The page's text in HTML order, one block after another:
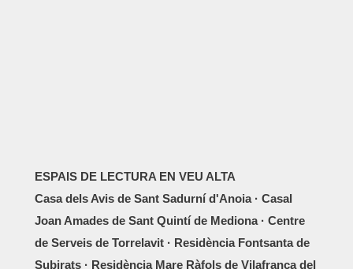
ESPAIS DE LECTURA EN VEU ALTA
Casa dels Avis de Sant Sadurní d'Anoia · Casal
Joan Amades de Sant Quintí de Mediona · Centre
de Serveis de Torrelavit · Residència Fontsanta de
Subirats · Residència Mare Ràfols de Vilafranca del